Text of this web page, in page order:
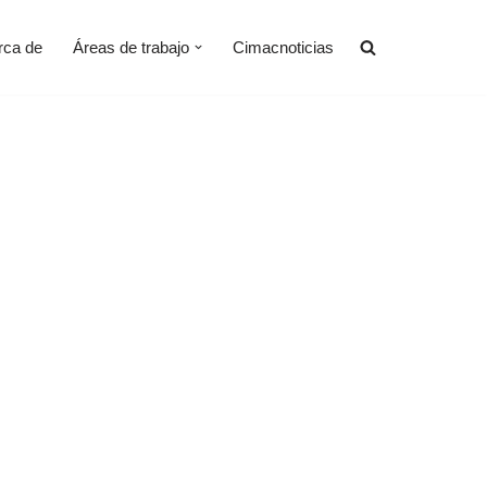
de Áreas de trabajo Cimacnoticias